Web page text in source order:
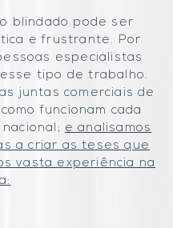
blindado pode ser
e frustrante. Por
especialistas
tipo de trabalho.
juntas comerciais de
funcionam cada
e analisamos
a criar as teses que
vasta experiência na